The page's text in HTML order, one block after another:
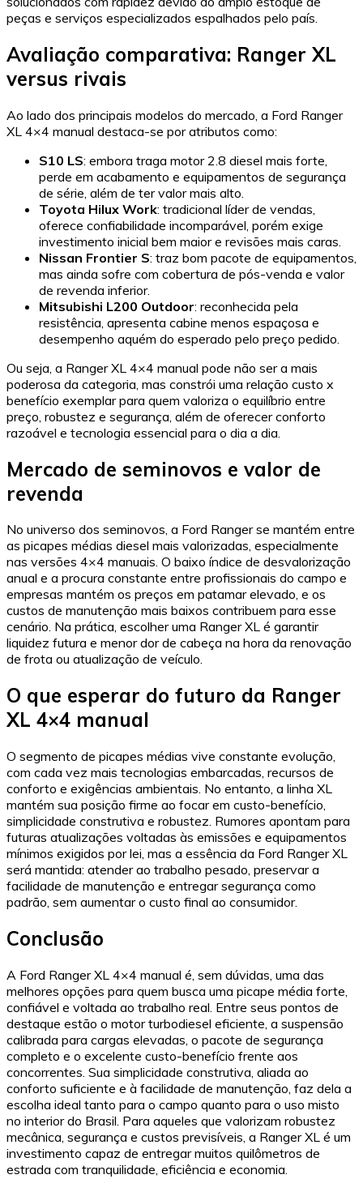
peças e serviços especializados espalhados pelo país.
Avaliação comparativa: Ranger XL
versus rivais
Ao lado dos principais modelos do mercado, a Ford Ranger
XL 4×4 manual destaca-se por atributos como:
S10 LS: embora traga motor 2.8 diesel mais forte,
perde em acabamento e equipamentos de segurança
de série, além de ter valor mais alto.
Toyota Hilux Work: tradicional líder de vendas,
oferece confiabilidade incomparável, porém exige
investimento inicial bem maior e revisões mais caras.
Nissan Frontier S: traz bom pacote de equipamentos,
mas ainda sofre com cobertura de pós-venda e valor
de revenda inferior.
Mitsubishi L200 Outdoor: reconhecida pela
resistência, apresenta cabine menos espaçosa e
desempenho aquém do esperado pelo preço pedido.
Ou seja, a Ranger XL 4×4 manual pode não ser a mais
poderosa da categoria, mas constrói uma relação custo x
benefício exemplar para quem valoriza o equilíbrio entre
preço, robustez e segurança, além de oferecer conforto
razoável e tecnologia essencial para o dia a dia.
Mercado de seminovos e valor de
revenda
No universo dos seminovos, a Ford Ranger se mantém entre
as picapes médias diesel mais valorizadas, especialmente
nas versões 4×4 manuais. O baixo índice de desvalorização
anual e a procura constante entre profissionais do campo e
empresas mantém os preços em patamar elevado, e os
custos de manutenção mais baixos contribuem para esse
cenário. Na prática, escolher uma Ranger XL é garantir
liquidez futura e menor dor de cabeça na hora da renovação
de frota ou atualização de veículo.
O que esperar do futuro da Ranger
XL 4×4 manual
O segmento de picapes médias vive constante evolução,
com cada vez mais tecnologias embarcadas, recursos de
conforto e exigências ambientais. No entanto, a linha XL
mantém sua posição firme ao focar em custo-benefício,
simplicidade construtiva e robustez. Rumores apontam para
futuras atualizações voltadas às emissões e equipamentos
mínimos exigidos por lei, mas a essência da Ford Ranger XL
será mantida: atender ao trabalho pesado, preservar a
facilidade de manutenção e entregar segurança como
padrão, sem aumentar o custo final ao consumidor.
Conclusão
A Ford Ranger XL 4×4 manual é, sem dúvidas, uma das
melhores opções para quem busca uma picape média forte,
confiável e voltada ao trabalho real. Entre seus pontos de
destaque estão o motor turbodiesel eficiente, a suspensão
calibrada para cargas elevadas, o pacote de segurança
completo e o excelente custo-benefício frente aos
concorrentes. Sua simplicidade construtiva, aliada ao
conforto suficiente e à facilidade de manutenção, faz dela a
escolha ideal tanto para o campo quanto para o uso misto
no interior do Brasil. Para aqueles que valorizam robustez
mecânica, segurança e custos previsíveis, a Ranger XL é um
investimento capaz de entregar muitos quilômetros de
estrada com tranquilidade, eficiência e economia.